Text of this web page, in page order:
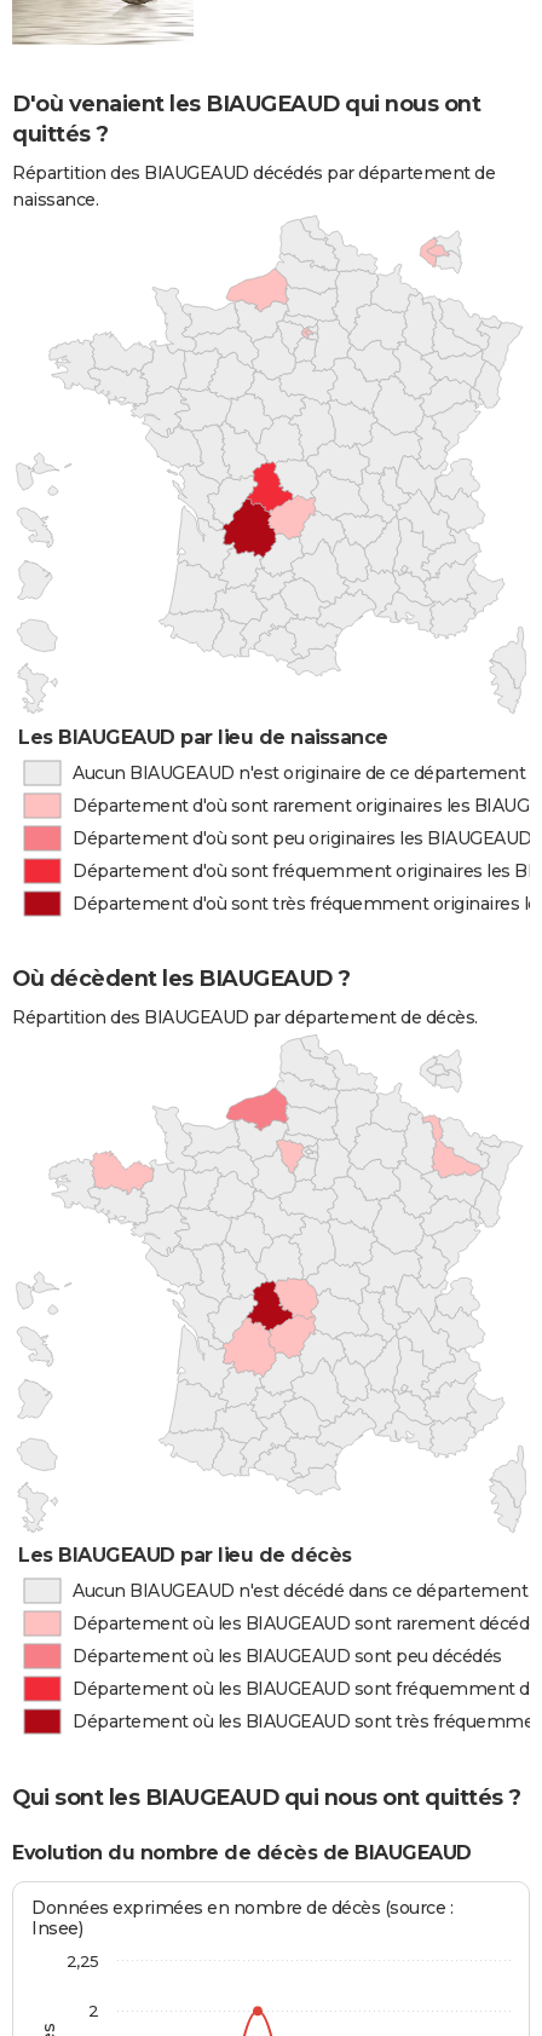
D'où venaient les BIAUGEAUD qui nous ont
quittés ?
Répartition des BIAUGEAUD décédés par département de
naissance.
Les BIAUGEAUD par lieu de naissance
Aucun BIAUGEAUD n'est originaire de ce département
Département d'où sont rarement originaires les
Département d'où sont peu originaires les BIAUGEAUD
Département d'où sont fréquemment originaires les
Département d'où sont très fréquemment originaires
Où décèdent les BIAUGEAUD ?
Répartition des BIAUGEAUD par département de décès.
Les BIAUGEAUD par lieu de décès
Aucun BIAUGEAUD n'est décédé dans ce département
Département où les BIAUGEAUD sont rarement
Département où les BIAUGEAUD sont peu décédés
Département où les BIAUGEAUD sont fréquemment
Département où les BIAUGEAUD sont très
Qui sont les BIAUGEAUD qui nous ont quittés ?
Evolution du nombre de décès de BIAUGEAUD
Données exprimées en nombre de décès (source :
Insee)
2
2,25